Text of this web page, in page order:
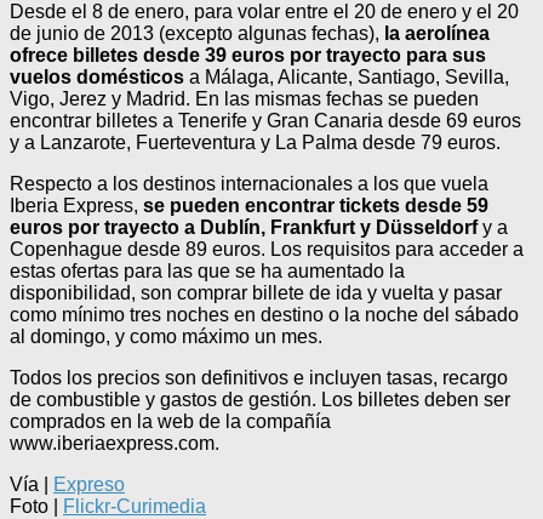
Desde el 8 de enero, para volar entre el 20 de enero y el 20
de junio de 2013 (excepto algunas fechas), la aerolínea
ofrece billetes desde 39 euros por trayecto para sus
vuelos domésticos a Málaga, Alicante, Santiago, Sevilla,
Vigo, Jerez y Madrid. En las mismas fechas se pueden
encontrar billetes a Tenerife y Gran Canaria desde 69 euros
y a Lanzarote, Fuerteventura y La Palma desde 79 euros.
Respecto a los destinos internacionales a los que vuela
Iberia Express, se pueden encontrar tickets desde 59
euros por trayecto a Dublín, Frankfurt y Düsseldorfy a
Copenhague desde 89 euros. Los requisitos para acceder a
estas ofertas para las que se ha aumentado la
disponibilidad, son comprar billete de ida y vuelta y pasar
como mínimo tres noches en destino o la noche del sábado
al domingo, y como máximo un mes.
Todos los precios son definitivos e incluyen tasas, recargo
de combustible y gastos de gestión. Los billetes deben ser
comprados en la web de la compañía
www.iberiaexpress.com.
Vía |
Expreso
Foto |
Flickr-Curimedia